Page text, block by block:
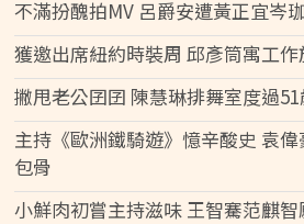
不滿扮醜拍MV 呂爵安遭黃正宜岑
獲邀出席紐約時裝周 邱彥筒寓工作
撇甩老公囝囝 陳慧琳排舞室度過51
主持《歐洲鐵騎遊》憶辛酸史 袁
包骨
小鮮肉初嘗主持滋味 王智騫范麒